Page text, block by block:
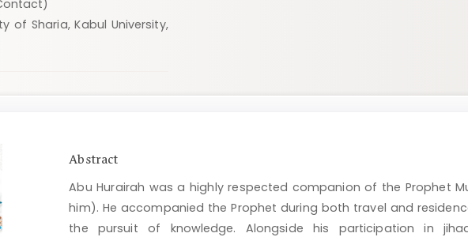
of Sharia, Kabul University,
Main
Article
Content
Abstract
Abu Hurairah was a highly respected companion of the Prophet
him). He accompanied the Prophet during both travel and
the pursuit of knowledge. Alongside his participation in